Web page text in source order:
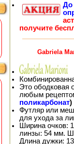
До
получите
Gabriela
Это ободковая
любым
поликарбонат)
Футляр или
для ухода за
Ширина очков:
линзы: 54 мм.
Длина дужки: